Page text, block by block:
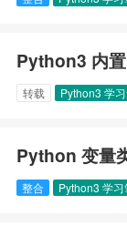
Python3 内
转载 Python3 学
Python 变量
整合 Python3 学